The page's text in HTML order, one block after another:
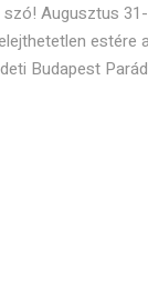
Augusztus
estére
Budapest